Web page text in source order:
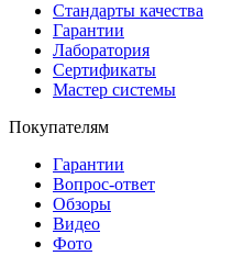
Стандарты качества
Гарантии
Лаборатория
Сертификаты
Мастер системы
Покупателям
Гарантии
Вопрос-ответ
Обзоры
Видео
Фото